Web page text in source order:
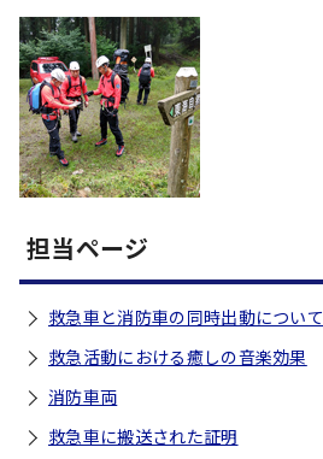
担当ページ
救急車と消防車の同時出動について
救急活動における癒しの音楽効果
消防車両
救急車に搬送された証明